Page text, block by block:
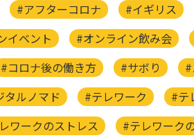
#アフターコロナ #イギリス
イベント #オンライン飲み会
#コロナ後の働き方 #サボり
タルノマド #テレワーク
#テ
ワークのストレス
#テレワーク